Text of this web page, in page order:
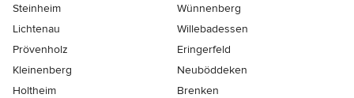
Steinheim
Wünnenberg
Lichtenau
Willebadessen
Prövenholz
Eringerfeld
Kleinenberg
Neuböddeken
Holtheim
Brenken